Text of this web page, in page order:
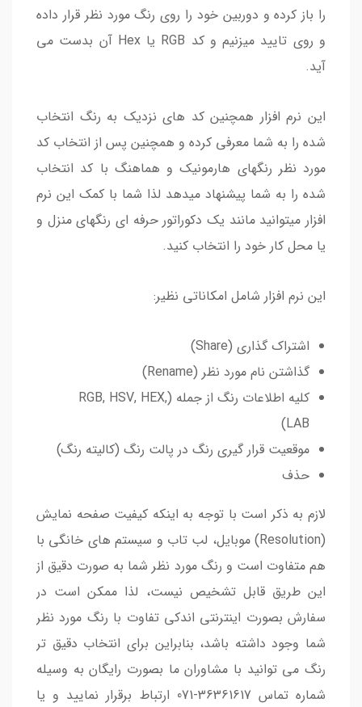
را باز کرده و دوربین خود را روی رنگ مورد نظر قرار داده
و روی تایید میزنیم و کد RGB یا Hex آن بدست می
آید.
این نرم افزار همچنین کد های نزدیک به رنگ انتخاب
شده را به شما معرفی کرده و همچنین پس از انتخاب کد
مورد نظر رنگهای هارمونیک و هماهنگ با کد انتخاب
شده را به شما پیشنهاد میدهد لذا شما با کمک این نرم
افزار میتوانید مانند یک دکوراتور حرفه ای رنگهای منزل و
یا محل کار خود را انتخاب کنید.
این نرم افزار شامل امکاناتی نظیر:
اشتراک گذاری (Share)
گذاشتن نام مورد نظر (Rename)
کلیه اطلاعات رنگ از جمله (RGB, HSV, HEX,
LAB)
موقعیت قرار گیری رنگ در پالت رنگ (کالیته رنگ)
حذف
لازم به ذکر است با توجه به اینکه کیفیت صفحه نمایش
(Resolution) موبایل، لب تاب و سیستم های خانگی با
هم متفاوت است و رنگ مورد نظر شما به صورت دقیق از
این طریق قابل تشخیص نیست، لذا ممکن است در
سفارش بصورت اینترنتی اندکی تفاوت با رنگ مورد نظر
شما وجود داشته باشد، بنابراین برای انتخاب دقیق تر
رنگ می توانید با مشاوران ما بصورت رایگان به وسیله
شماره تماس 36361617-071 ارتباط برقرار نمایید و یا